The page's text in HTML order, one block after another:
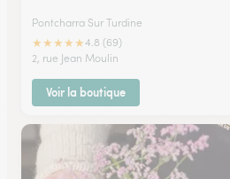
Pontcharra Sur Turdine
★★★★★4.8 (69)
2, rue Jean Moulin
Voir la boutique